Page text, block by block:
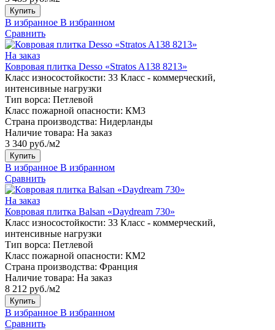
Купить
В избранное В избранном
Сравнить
На заказ
Ковровая плитка Desso «Stratos A138 8213»
Класс износостойкости: 33 Класс - коммерческий,
интенсивные нагрузки
Тип ворса: Петлевой
Класс пожарной опасности: КМ3
Страна производства: Нидерланды
Наличие товара: На заказ
3 340 руб./м2
Купить
В избранное В избранном
Сравнить
На заказ
Ковровая плитка Balsan «Daydream 730»
Класс износостойкости: 33 Класс - коммерческий,
интенсивные нагрузки
Тип ворса: Петлевой
Класс пожарной опасности: КМ2
Страна производства: Франция
Наличие товара: На заказ
8 212 руб./м2
Купить
В избранное В избранном
Сравнить